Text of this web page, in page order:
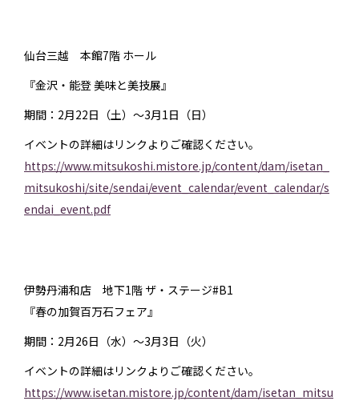
仙台三越 本館7階 ホール
『金沢・能登 美味と美技展』
期間：2月22日（土）〜3月1日（日）
イベントの詳細はリンクよりご確認ください。
https://www.mitsukoshi.mistore.jp/content/dam/isetan_
mitsukoshi/site/sendai/event_calendar/event_calendar/s
endai_event.pdf
伊勢丹浦和店 地下1階 ザ・ステージ#B1
『春の加賀百万石フェア』
期間：2月26日（水）〜3月3日（火）
イベントの詳細はリンクよりご確認ください。
https://www.isetan.mistore.jp/content/dam/isetan_mitsu